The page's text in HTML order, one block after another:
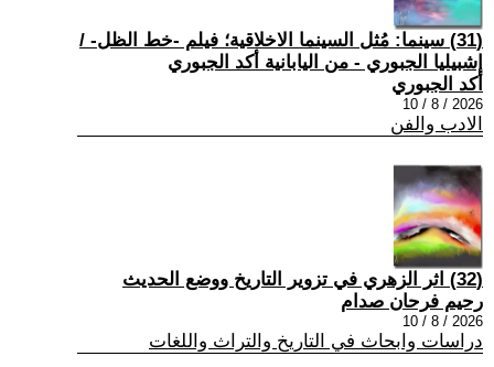
(31) سينما: مُثل السينما الاخلاقية؛ فيلم -خط الظل- /
إشبيليا الجبوري - من اليابانية أكد الجبوري
أكد الجبوري
2026 / 8 / 10
الادب والفن
(32) اثر الزهري في تزوير التاريخ ووضع الحديث
رحيم فرحان صدام
2026 / 8 / 10
دراسات وابحاث في التاريخ والتراث واللغات